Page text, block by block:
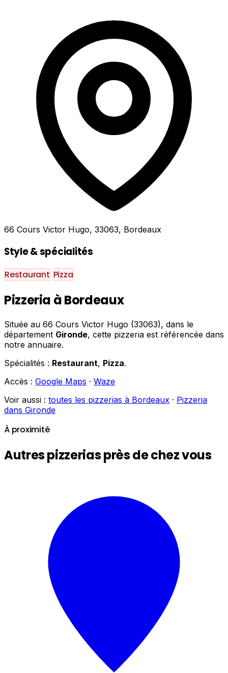
66 Cours Victor Hugo, 33063, Bordeaux
Style & spécialités
Restaurant Pizza
Pizzeria à Bordeaux
Située au 66 Cours Victor Hugo (33063), dans le
département Gironde, cette pizzeria est référencée dans
notre annuaire.
Spécialités : Restaurant, Pizza.
Accès : Google Maps · Waze
Voir aussi : toutes les pizzerias à Bordeaux · Pizzeria
dans Gironde
À proximité
Autres pizzerias près de chez vous